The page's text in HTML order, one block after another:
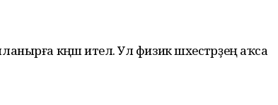
кәңәш ителә. Ул физик шәхестәрҙең аҡса